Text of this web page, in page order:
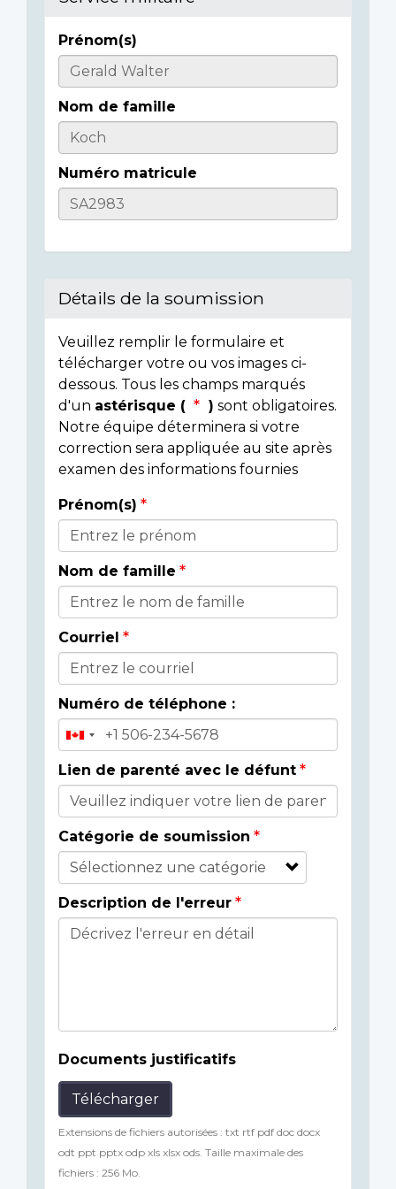
Casualty
Details
Prénom(s)
Nom de famille
Numéro matricule
Détails de la soumission
Veuillez remplir le formulaire et
télécharger votre ou vos images ci-
dessous. Tous les champs marqués
d'un astérisque ( ) sont obligatoires.
Notre équipe déterminera si votre
correction sera appliquée au site après
examen des informations fournies
Donor
Details
Prénom(s)
Nom de famille
Courriel
Numéro de téléphone :
Lien de parenté avec le défunt
Catégorie de soumission
Description de l'erreur
Documents justificatifs
Télécharger
Extensions de fichiers autorisées : txt rtf pdf doc docx
odt ppt pptx odp xls xlsx ods. Taille maximale des
fichiers : 256 Mo.